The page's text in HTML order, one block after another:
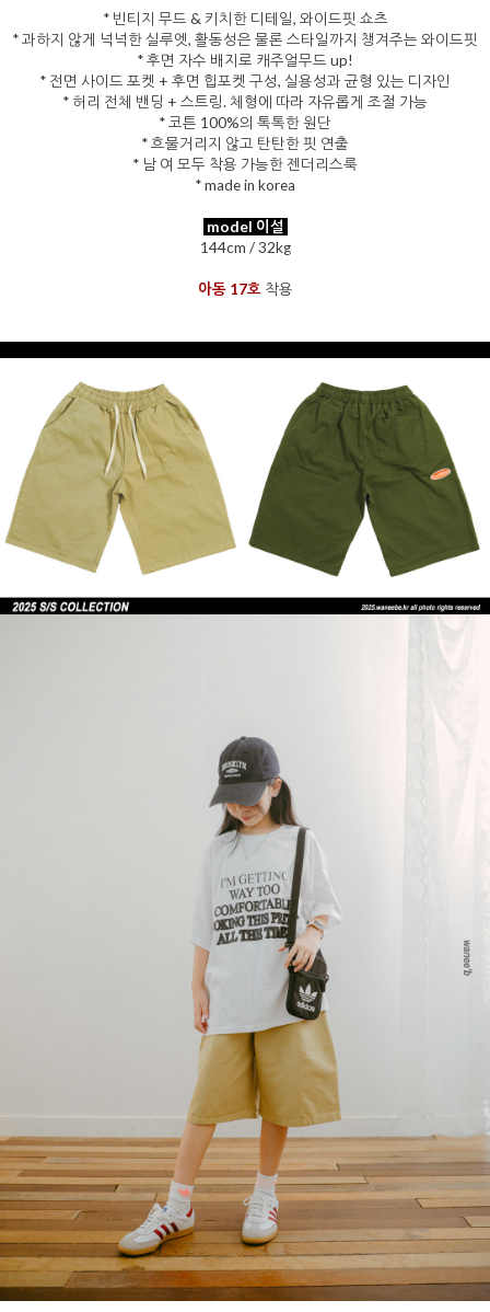
* 빈티지 무드 & 키치한 디테일, 와이드핏 쇼츠
* 과하지 않게 넉넉한 실루엣, 활동성은 물론 스타일까지 챙겨주는 와이드핏
* 후면 자수 배지로 캐주얼무드 up!
* 전면 사이드 포켓 + 후면 힙포켓 구성, 실용성과 균형 있는 디자인
* 허리 전체 밴딩 + 스트링. 체형에 따라 자유롭게 조절 가능
* 코튼 100%의 톡톡한 원단
* 흐물거리지 않고 탄탄한 핏 연출
* 남 여 모두 착용 가능한 젠더리스룩
* made in korea
model 이설
144cm / 32kg
아동 17호착용